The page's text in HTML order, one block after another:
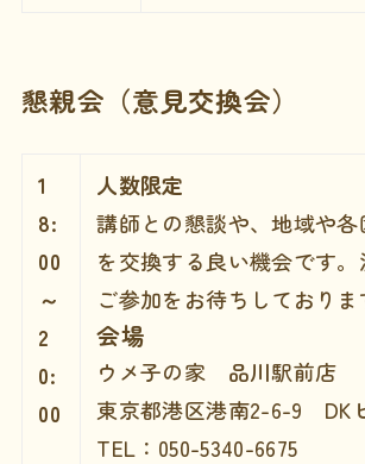
懇親会（意見交換会）
1
8:
00
～
2
0:
00
人数限定
講師との懇談や、地域や
を交換する良い機会です
ご参加をお待ちしておりま
会場
ウメ子の家 品川駅前店
東京都港区港南2-6-9 DK
TEL：050-5340-6675